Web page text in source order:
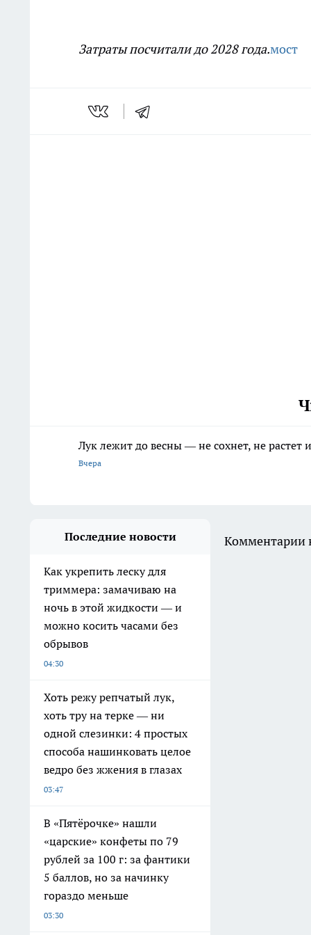
Затраты посчитали до 2028 года.мост
Лук лежит до весны — не сохнет, не
Вчера
Последние новости
Как укрепить леску для
триммера: замачиваю на
ночь в этой жидкости — и
можно косить часами без
обрывов
04:30
Хоть режу репчатый лук,
хоть тру на терке — ни
одной слезинки: 4 простых
способа нашинковать целое
ведро без жжения в глазах
03:47
В «Пятёрочке» нашли
«царские» конфеты по 79
рублей за 100 г: за фантики
5 баллов, но за начинку
гораздо меньше
03:30
Комментарии